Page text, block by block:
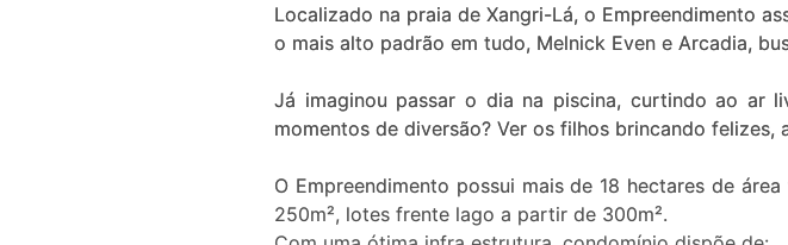
Localizado na praia de Xangri-Lá, o Empreendimento
o mais alto padrão em tudo, Melnick Even e Arcadia,
Já imaginou passar o dia na piscina, curtindo ao ar
momentos de diversão? Ver os filhos brincando
O Empreendimento possui mais de 18 hectares de
250m², lotes frente lago a partir de 300m².